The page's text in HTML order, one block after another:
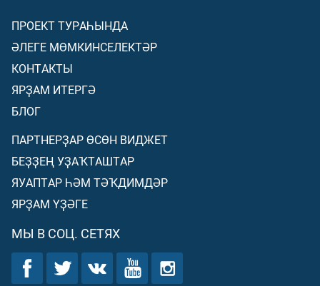
ПРОЕКТ ТУРАҺЫНДА
ӘЛЕГЕ МӨМКИНСЕЛЕКТӘР
КОНТАКТЫ
ЯРҘАМ ИТЕРГӘ
БЛОГ
ПАРТНЕРҘАР ӨСӨН ВИДЖЕТ
БЕҘҘЕҢ УҘАҠТАШТАР
ЯУАПТАР ҺӘМ ТӘҠДИМДӘР
ЯРҘАМ ҮҘӘГЕ
МЫ В СОЦ. СЕТЯХ